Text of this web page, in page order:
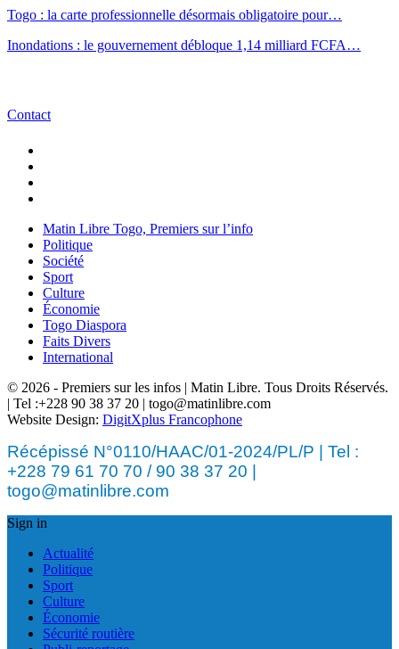
Togo : la carte professionnelle désormais obligatoire pour…
Inondations : le gouvernement débloque 1,14 milliard FCFA…
Contact
Matin Libre Togo, Premiers sur l’info
Politique
Société
Sport
Culture
Économie
Togo Diaspora
Faits Divers
International
© 2026 - Premiers sur les infos | Matin Libre. Tous Droits Réservés.
| Tel :+228 90 38 37 20 | togo@matinlibre.com
Website Design: DigitXplus Francophone
Récépissé N°0110/HAAC/01-2024/PL/P | Tel :
+228 79 61 70 70 / 90 38 37 20 |
togo@matinlibre.com
Sign in
Actualité
Politique
Sport
Culture
Économie
Sécurité routière